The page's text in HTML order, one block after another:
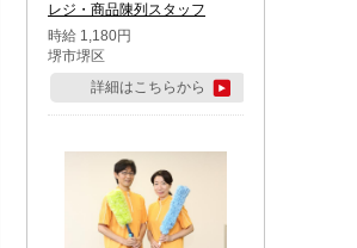
レジ・商品陳列スタッフ
時給 1,180円
堺市堺区
詳細はこちらから